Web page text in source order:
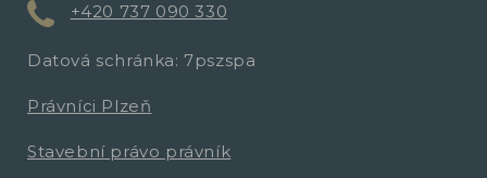
+420 737 090 330
Datová schránka: 7pszspa
Právníci Plzeň
Stavební právo právník